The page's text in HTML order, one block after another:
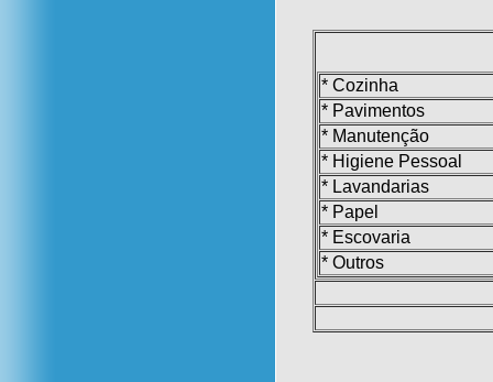
* Cozinha
* Pavimentos
* Manutenção
* Higiene Pessoal
* Lavandarias
* Papel
* Escovaria
* Outros